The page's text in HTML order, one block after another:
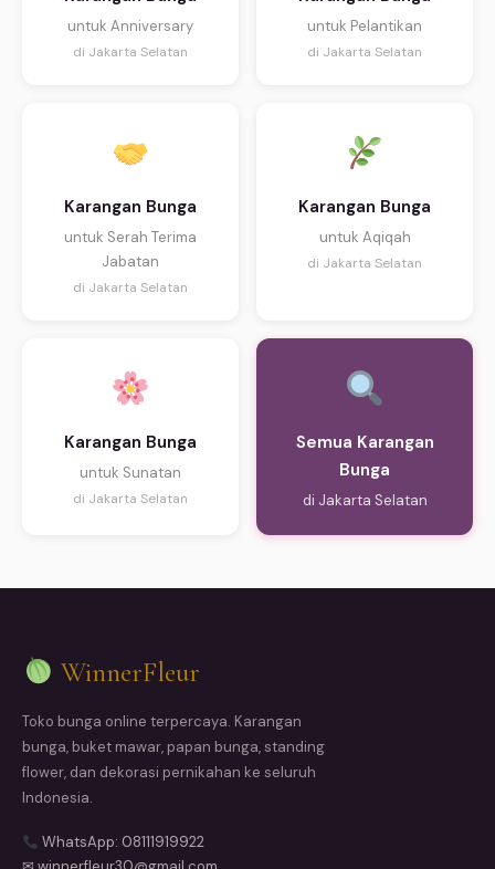
untuk Anniversary
di Jakarta Selatan
untuk Pelantikan
di Jakarta Selatan
Karangan Bunga
untuk Serah Terima
Jabatan
di Jakarta Selatan
Karangan Bunga
untuk Aqiqah
di Jakarta Selatan
Karangan Bunga
untuk Sunatan
di Jakarta Selatan
Semua Karangan
Bunga
di Jakarta Selatan
WinnerFleur
Toko bunga online terpercaya. Karangan
bunga, buket mawar, papan bunga, standing
flower, dan dekorasi pernikahan ke seluruh
Indonesia.
WhatsApp: 08111919922